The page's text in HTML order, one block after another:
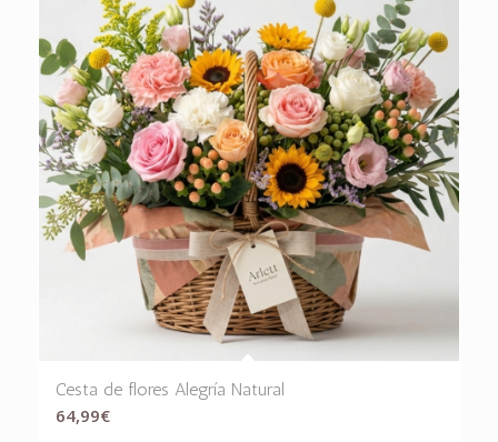
Cesta de flores Alegría Natural
64,99€